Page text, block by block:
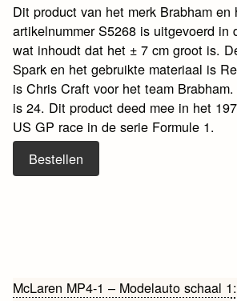
Dit product van het merk Brabham
artikelnummer S5268 is uitgevoerd in
wat inhoudt dat het ± 7 cm groot is.
Spark en het gebruikte materiaal is
is Chris Craft voor het team
is 24. Dit product deed mee in het
US GP race in de serie Formule 1.
Bestellen
Bericht
McLaren MP4-1 – Modelauto schaal